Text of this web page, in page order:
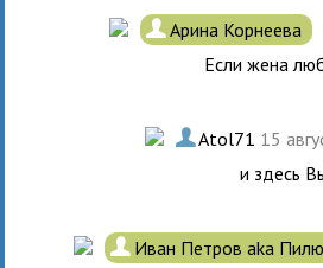
. Арина Корнеева
Если жена
.Atol71 15
и здесь
. Иван Петров aka